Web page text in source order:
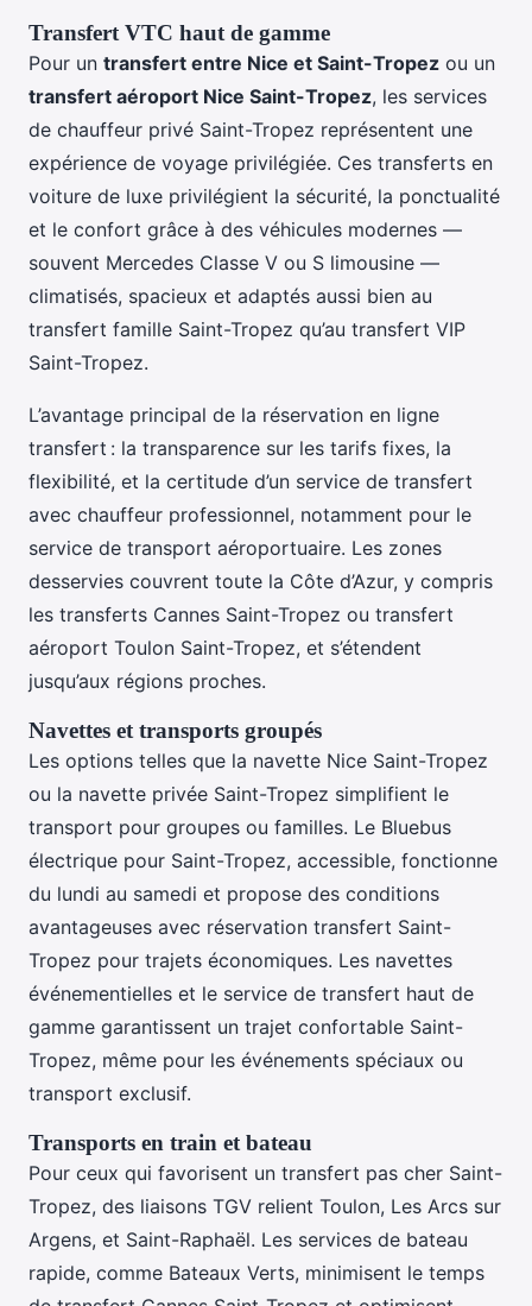
Transfert VTC haut de gamme
Pour un transfert entre Nice et Saint-Tropez ou un
transfert aéroport Nice Saint-Tropez, les services
de chauffeur privé Saint-Tropez représentent une
expérience de voyage privilégiée. Ces transferts en
voiture de luxe privilégient la sécurité, la ponctualité
et le confort grâce à des véhicules modernes —
souvent Mercedes Classe V ou S limousine —
climatisés, spacieux et adaptés aussi bien au
transfert famille Saint-Tropez qu’au transfert VIP
Saint-Tropez.
L’avantage principal de la réservation en ligne
transfert : la transparence sur les tarifs fixes, la
flexibilité, et la certitude d’un service de transfert
avec chauffeur professionnel, notamment pour le
service de transport aéroportuaire. Les zones
desservies couvrent toute la Côte d’Azur, y compris
les transferts Cannes Saint-Tropez ou transfert
aéroport Toulon Saint-Tropez, et s’étendent
jusqu’aux régions proches.
Navettes et transports groupés
Les options telles que la navette Nice Saint-Tropez
ou la navette privée Saint-Tropez simplifient le
transport pour groupes ou familles. Le Bluebus
électrique pour Saint-Tropez, accessible, fonctionne
du lundi au samedi et propose des conditions
avantageuses avec réservation transfert Saint-
Tropez pour trajets économiques. Les navettes
événementielles et le service de transfert haut de
gamme garantissent un trajet confortable Saint-
Tropez, même pour les événements spéciaux ou
transport exclusif.
Transports en train et bateau
Pour ceux qui favorisent un transfert pas cher Saint-
Tropez, des liaisons TGV relient Toulon, Les Arcs sur
Argens, et Saint-Raphaël. Les services de bateau
rapide, comme Bateaux Verts, minimisent le temps